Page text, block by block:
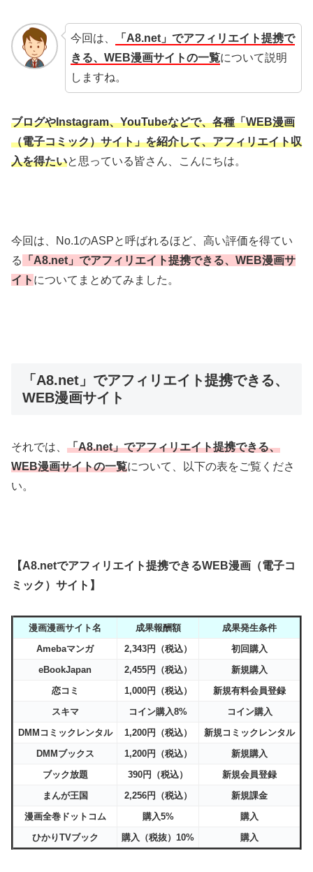
今回は、
「A8.net」でアフィリエイト提携で
きる、WEB漫画サイトの一覧について説明
しますね。
ブログやInstagram、YouTubeなどで、各種「WEB漫画
（電子コミック）サイト」を紹介して、アフィリエイト収
入を得たいと思っている皆さん、こんにちは。
今回は、No.1のASPと呼ばれるほど、高い評価を得てい
る
「A8.net」でアフィリエイト提携できる、WEB漫画サ
イト についてまとめてみました。
「A8.net」でアフィリエイト提携できる、
WEB漫画サイト
それでは、 「A8.net」でアフィリエイト提携できる、
WEB漫画サイトの一覧について、以下の表をご覧くださ
い。
【A8.netでアフィリエイト提携できるWEB漫画（電子コ
ミック）サイト】
漫画漫画サイト名 成果報酬額
成果発生条件
Amebaマンガ
2,343円（税込）
初回購入
eBookJapan
2,455円（税込）
新規購入
恋コミ
1,000円（税込）
新規有料会員登録
スキマ
コイン購入8%
コイン購入
DMMコミックレンタル
1,200円（税込）
新規コミックレンタル
DMMブックス
1,200円（税込）
新規購入
ブック放題
390円（税込）
新規会員登録
まんが王国
2,256円（税込）
新規課金
漫画全巻ドットコム
購入5%
購入
ひかりTVブック
購入（税抜）10% 購入